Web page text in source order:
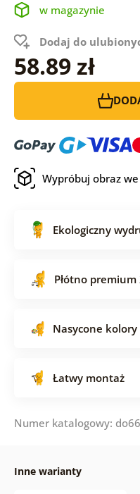
w magazynie
Dodaj do
58.89 zł
Wypróbuj obraz
Ekologiczny
Płótno premium
Nasycone kolory
Łatwy montaż
Numer katalogowy:
Inne warianty